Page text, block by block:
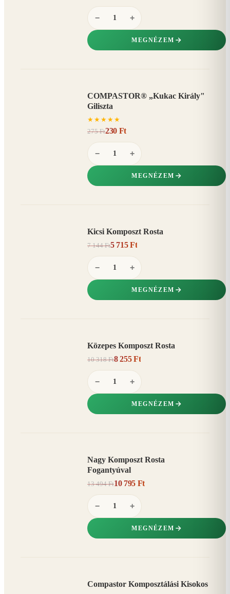
− +
MEGNÉZEM
COMPASTOR® „Kukac Király"
Giliszta
★ ★ ★ ★ ★
275 Ft230 Ft
− +
MEGNÉZEM
Kicsi Komposzt Rosta
7 144 Ft5 715 Ft
− +
MEGNÉZEM
Közepes Komposzt Rosta
10 318 Ft8 255 Ft
− +
MEGNÉZEM
Nagy Komposzt Rosta
Fogantyúval
13 494 Ft10 795 Ft
− +
MEGNÉZEM
Compastor Komposztálási Kisokos